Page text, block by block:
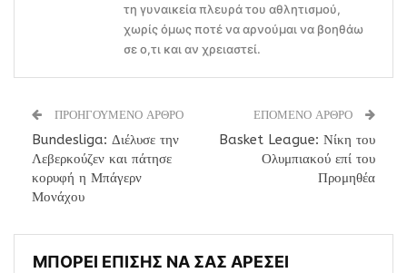
τη γυναικεία πλευρά του αθλητισμού,
χωρίς όμως ποτέ να αρνούμαι να βοηθάω
σε ο,τι και αν χρειαστεί.
ΠΡΟΗΓΟΥΜΕΝΟ ΑΡΘΡΟ
Bundesliga: Διέλυσε την
Λεβερκούζεν και πάτησε
κορυφή η Μπάγερν
Μονάχου
ΕΠΟΜΕΝΟ ΑΡΘΡΟ
Basket League: Νίκη του
Ολυμπιακού επί του
Προμηθέα
ΜΠΟΡΕΙ ΕΠΙΣΗΣ ΝΑ ΣΑΣ ΑΡΕΣΕΙ